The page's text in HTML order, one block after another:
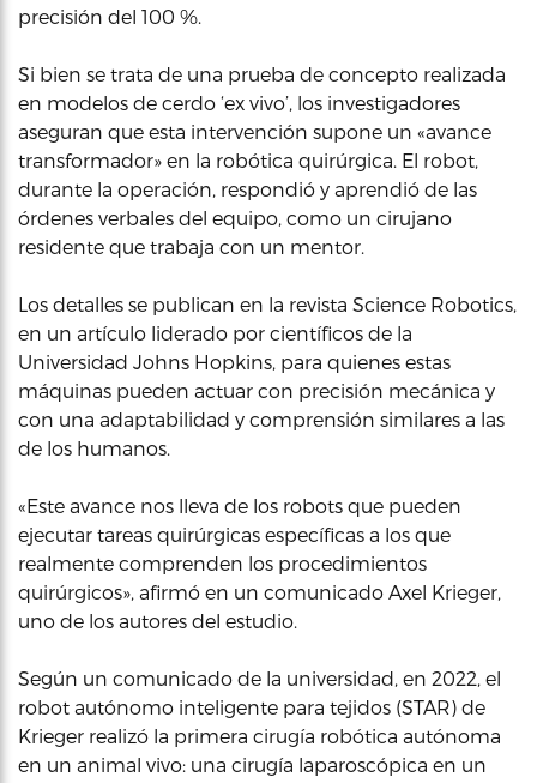
precisión del 100 %.
Si bien se trata de una prueba de concepto realizada
en modelos de cerdo ‘ex vivo’, los investigadores
aseguran que esta intervención supone un «avance
transformador» en la robótica quirúrgica. El robot,
durante la operación, respondió y aprendió de las
órdenes verbales del equipo, como un cirujano
residente que trabaja con un mentor.
Los detalles se publican en la revista Science Robotics,
en un artículo liderado por científicos de la
Universidad Johns Hopkins, para quienes estas
máquinas pueden actuar con precisión mecánica y
con una adaptabilidad y comprensión similares a las
de los humanos.
«Este avance nos lleva de los robots que pueden
ejecutar tareas quirúrgicas específicas a los que
realmente comprenden los procedimientos
quirúrgicos», afirmó en un comunicado Axel Krieger,
uno de los autores del estudio.
Según un comunicado de la universidad, en 2022, el
robot autónomo inteligente para tejidos (STAR) de
Krieger realizó la primera cirugía robótica autónoma
en un animal vivo: una cirugía laparoscópica en un